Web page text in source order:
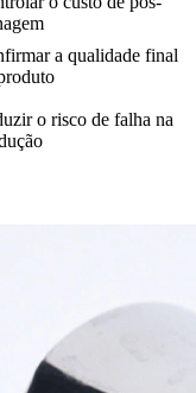
a qualidade final
o risco de falha na